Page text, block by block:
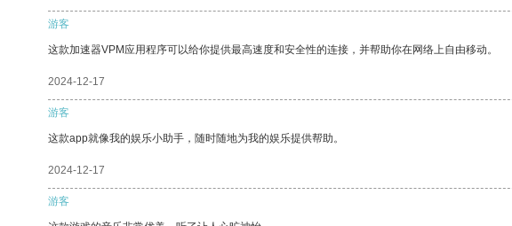
游客
这款加速器VPM应用程序可以给你提供最高速度和安全性的连接，并帮助你在网络上自由移动。
2024-12-17
游客
这款app就像我的娱乐小助手，随时随地为我的娱乐提供帮助。
2024-12-17
游客